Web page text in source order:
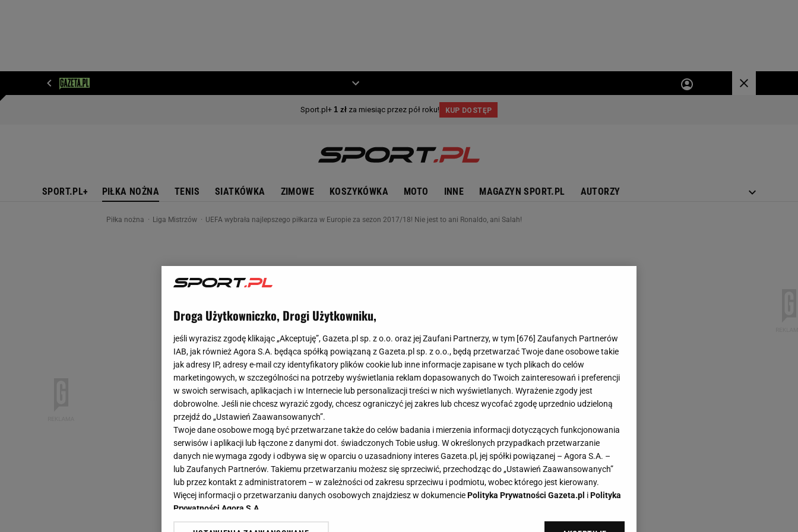
SPORT.PL+ PIŁKA NOŻNA TENIS SIATKÓWKA ZIMOWE KOSZYKÓWKA MOTO INNE MAGAZYN SPORT.PL AUTORZY
Piłka nożna Liga Mistrzów UEFA wybrała najlepszego piłkarza w Europie za sezon 2017/18! Nie jest to ani Ronaldo, ani Salah!
Droga Użytkowniczko, Drogi Użytkowniku,
jeśli wyrazisz zgodę klikając „Akceptuję”, Gazeta.pl sp. z o.o. oraz jej Zaufani Partnerzy, w tym [676] Zaufanych Partnerów
IAB, jak również Agora S.A. będąca spółką powiązaną z Gazeta.pl sp. z o.o., będą przetwarzać Twoje dane osobowe takie
jak adresy IP, adresy e-mail czy identyfikatory plików cookie lub inne informacje zapisane w tych plikach do celów
marketingowych, w szczególności na potrzeby wyświetlania reklam dopasowanych do Twoich zainteresowań i preferencji
w swoich serwisach, aplikacjach i w Internecie lub personalizacji treści w nich wyświetlanych. Wyrażenie zgody jest
dobrowolne. Jeśli nie chcesz wyrazić zgody, chcesz ograniczyć jej zakres lub chcesz wycofać zgodę uprzednio udzieloną
przejdź do „Ustawień Zaawansowanych”.
Twoje dane osobowe mogą być przetwarzane także do celów badania i mierzenia informacji dotyczących funkcjonowania
serwisów i aplikacji lub łączone z danymi dot. świadczonych Tobie usług. W określonych przypadkach przetwarzanie
danych nie wymaga zgody i odbywa się w oparciu o uzasadniony interes Gazeta.pl, jej spółki powiązanej – Agora S.A. –
lub Zaufanych Partnerów. Takiemu przetwarzaniu możesz się sprzeciwić, przechodząc do „Ustawień Zaawansowanych”
lub przez kontakt z administratorem – w zależności od zakresu sprzeciwu i podmiotu, wobec którego jest kierowany.
Więcej informacji o przetwarzaniu danych osobowych znajdziesz w dokumenciePolityka Prywatności Gazeta.pl iPolityka
Prywatności Agora S.A.